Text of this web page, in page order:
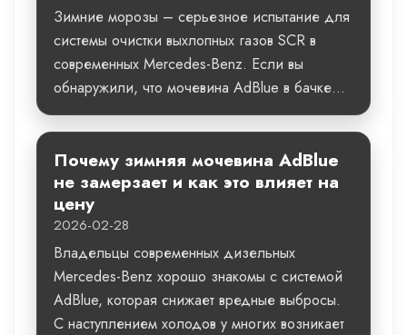
Зимние морозы – серьезное испытание для
системы очистки выхлопных газов SCR в
современных Mercedes-Benz. Если вы
обнаружили, что мочевина AdBlue в бачке...
Почему зимняя мочевина AdBlue
не замерзает и как это влияет на
цену
2026-02-28
Владельцы современных дизельных
Mercedes-Benz хорошо знакомы с системой
AdBlue, которая снижает вредные выбросы.
С наступлением холодов у многих возникает